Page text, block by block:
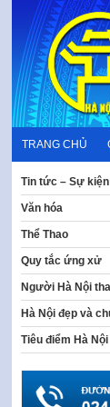
content
TRANG CHỦ
Tin tức – Sự kiện
Văn hóa
Thể Thao
Quy tắc ứng xử
Người Hà Nội
Hà Nội đẹp và
Tiêu điểm Hà Nội